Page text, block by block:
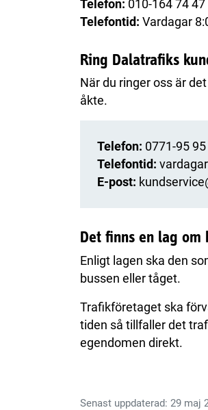
Telefon: 010-164 74 47
Telefontid: Vardagar
Ring Dalatrafiks
När du ringer oss är
åkte.
Telefon: 0771-95
Telefontid:
E-post:
Det finns en lag
Enligt lagen ska den
bussen eller tåget.
Trafikföretaget ska
tiden så tillfaller det
egendomen direkt.
Senast uppdaterad: 29 maj